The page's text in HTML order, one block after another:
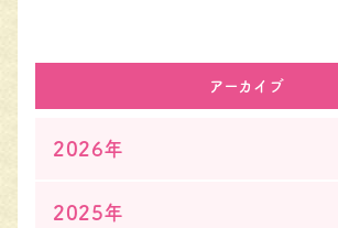
アーカイブ
2026年
2025年